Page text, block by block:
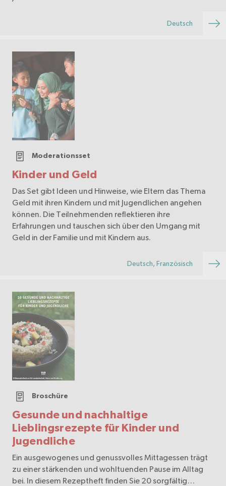
Deutsch
Kinder und Geld
Moderationsset
Das Set gibt Ideen und Hinweise, wie Eltern das Thema
Geld mit ihren Kindern und mit Jugendlichen angehen
können. Die Teilnehmenden reflektieren ihre
Erfahrungen und tauschen sich über den Umgang mit
Geld in der Familie und mit Kindern aus.
Deutsch, Französisch
Gesunde und nachhaltige
Lieblingsrezepte für Kinder und
Jugendliche
Broschüre
Ein ausgewogenes und genussvolles Mittagessen trägt
zu einer stärkenden und wohltuenden Pause im Alltag
bei. In diesem Rezeptheft finden Sie 20 sorgfältig